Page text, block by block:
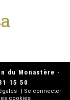
du Monastère -
15 50
Se connecter
cookies